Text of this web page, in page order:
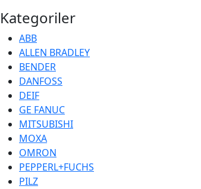
Kategoriler
ABB
ALLEN BRADLEY
BENDER
DANFOSS
DEIF
GE FANUC
MITSUBISHI
MOXA
OMRON
PEPPERL+FUCHS
PILZ